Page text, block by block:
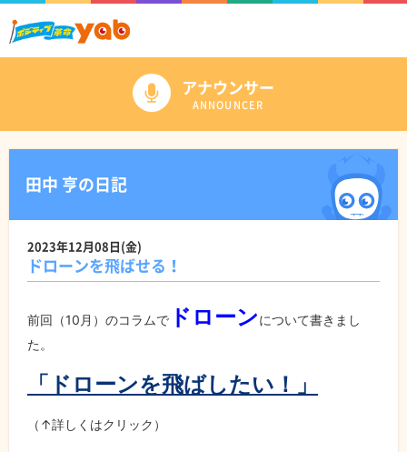
アナウンサー
ANNOUNCER
田中 亨の日記
2023年12月08日(金)
ドローンを飛ばせる！
前回（10月）のコラムで ドローンについて書きまし
た。
「ドローンを飛ばしたい！」
（↑詳しくはクリック）